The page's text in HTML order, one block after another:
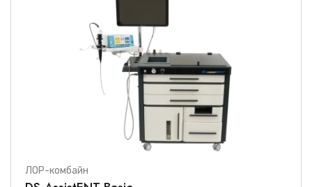
ЛОР-комбайн